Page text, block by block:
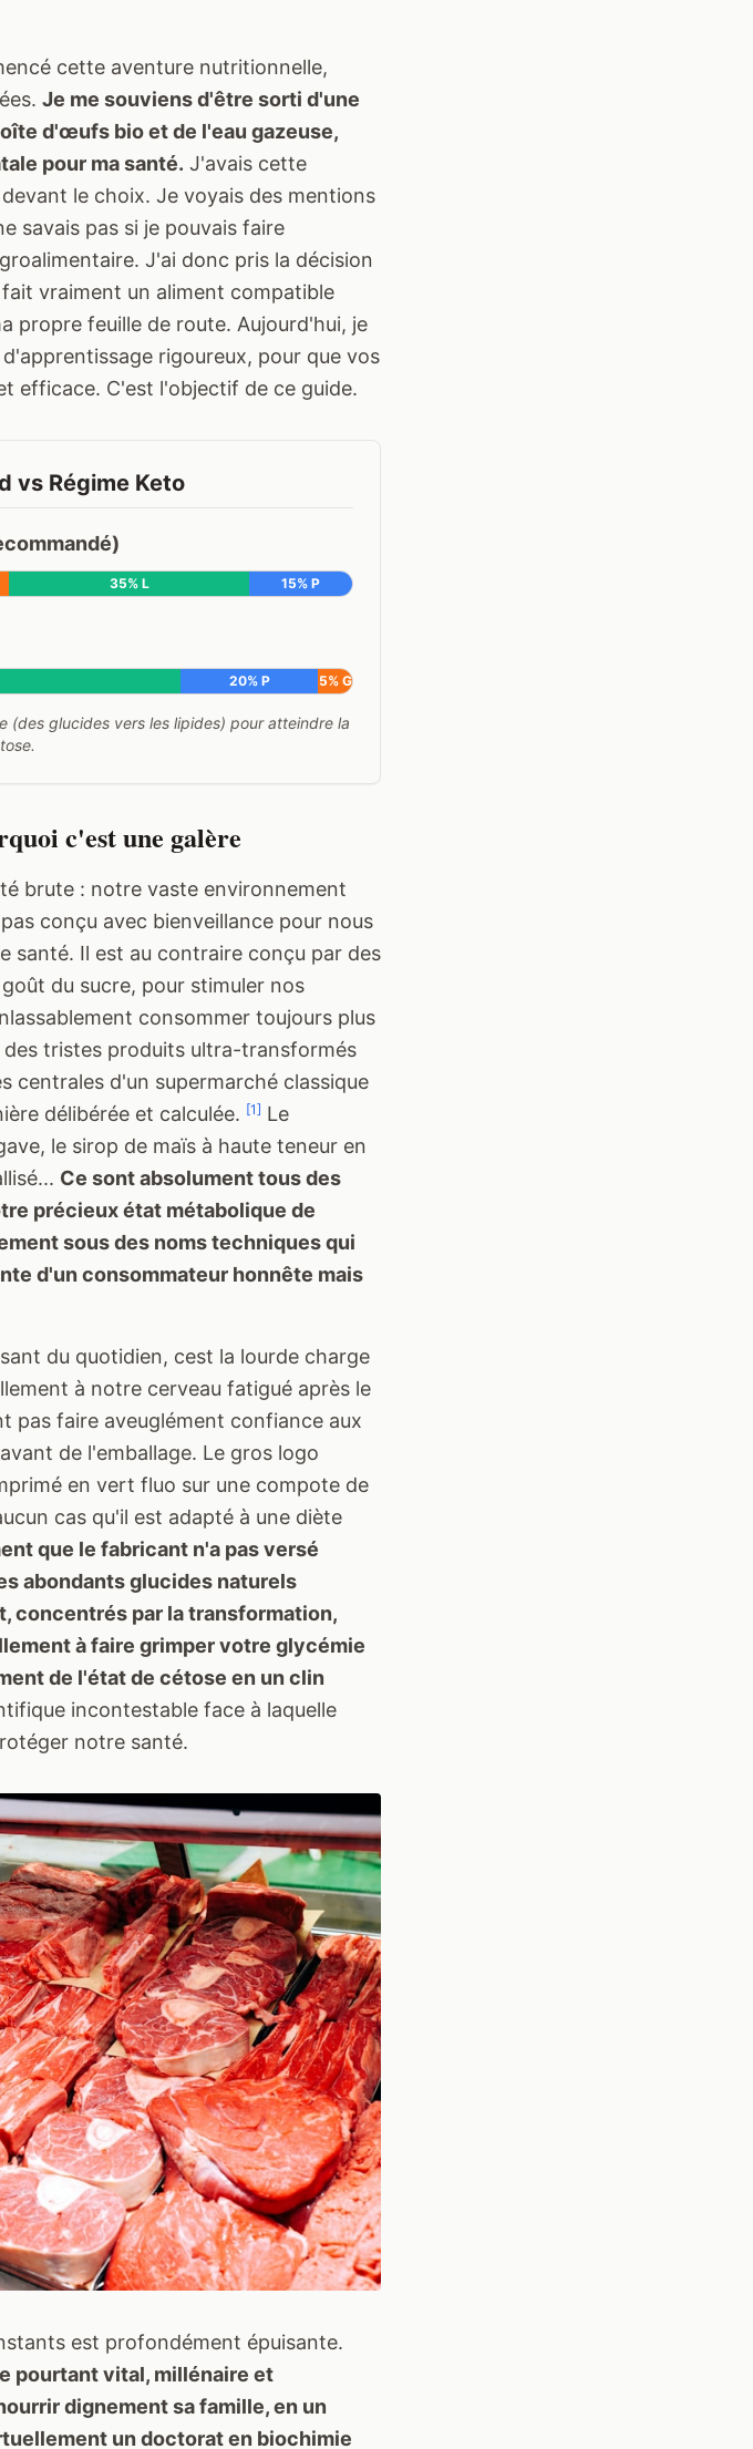
cette aventure nutritionnelle,
Je me souviens d'être sorti d'une
d'œufs bio et de l'eau gazeuse,
pour ma santé. J'avais cette
le choix. Je voyais des mentions
savais pas si je pouvais faire
J'ai donc pris la décision
vraiment un aliment compatible
propre feuille de route. Aujourd'hui, je
rigoureux, pour que vos
efficace. C'est l'objectif de ce guide.
vs Régime Keto
35% L 15% P
20% P 5% G
(des glucides vers les lipides) pour atteindre la
c'est une galère
brute : notre vaste environnement
conçu avec bienveillance pour nous
santé. Il est au contraire conçu par des
du sucre, pour stimuler nos
consommer toujours plus
des tristes produits ultra-transformés
centrales d'un supermarché classique
délibérée et calculée. [1] Le
le sirop de maïs à haute teneur en
Ce sont absolument tous des
précieux état métabolique de
sous des noms techniques qui
d'un consommateur honnête mais
du quotidien, cest la lourde charge
à notre cerveau fatigué après le
pas faire aveuglément confiance aux
de l'emballage. Le gros logo
en vert fluo sur une compote de
cas qu'il est adapté à une diète
que le fabricant n'a pas versé
abondants glucides naturels
concentrés par la transformation,
à faire grimper votre glycémie
de l'état de cétose en un clin
incontestable face à laquelle
notre santé.
est profondément épuisante.
pourtant vital, millénaire et
dignement sa famille, en un
un doctorat en biochimie